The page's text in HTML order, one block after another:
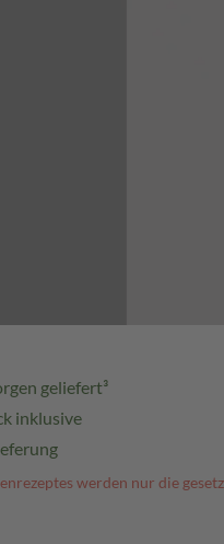
geliefert³
inklusive
werden nur die